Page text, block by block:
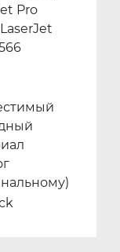
Pro
LaserJet